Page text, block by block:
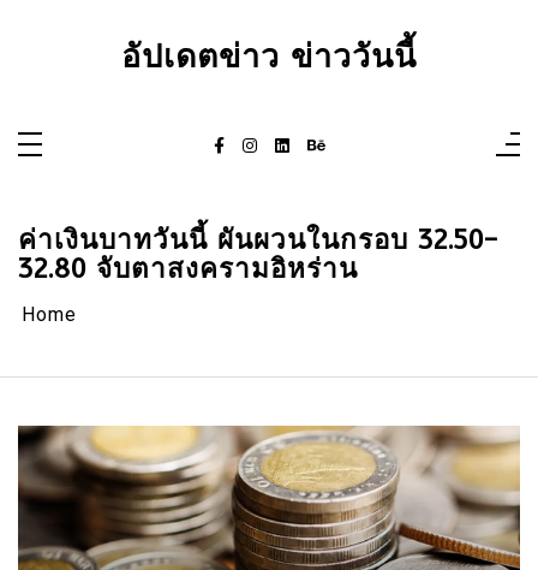
อัปเดตข่าว ข่าววันนี้
ค่าเงินบาทวันนี้ ผันผวนในกรอบ 32.50-
32.80 จับตาสงครามอิหร่าน
Home